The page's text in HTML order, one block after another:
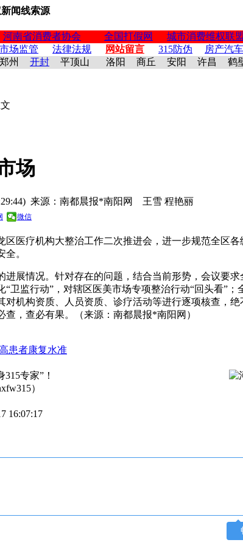
闻线索源
河南省消费者协会 全国打假网 城市消费维权联
市场监管
法律法规 网站留言 315防伪 房产汽车
郑州
开封 平顶山 洛阳 商丘 安阳 许昌 鹤
场
来源：南都晨报*南阳网 王雪 程艳丽
微信
医疗机构大整治工作二次推进会，进一步规范全区各
。
进展情况。针对存在的问题，结合当前形势，会议要求
卫监行动”，对辖区医美市场专项整治行动“回头看”；
机构资质、人员资质、诊疗活动等进行逐项核查，绝
，查必有果。（来源：南都晨报*南阳网）
患者康复水准
专家”！
）
16:07:17